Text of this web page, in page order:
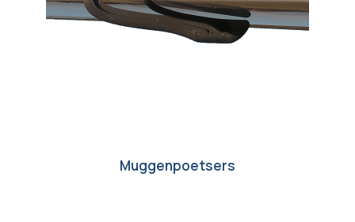
Muggenpoetsers